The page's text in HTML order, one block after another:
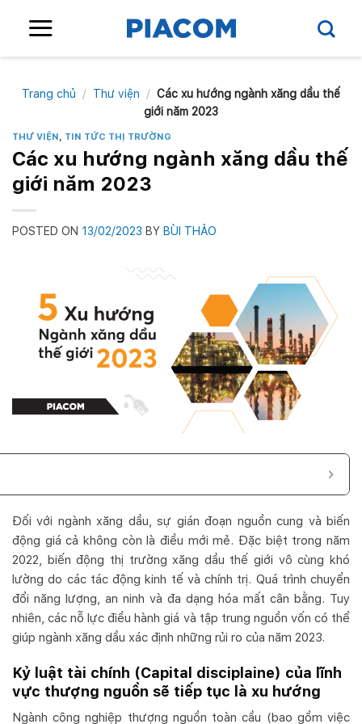
Trang chủ / Thư viện / Các xu hướng ngành xăng dầu thế
giới năm 2023
THƯ VIỆN, TIN TỨC THỊ TRƯỜNG
Các xu hướng ngành xăng dầu thế
giới năm 2023
POSTED ON 13/02/2023 BY BÙI THẢO
Đối với ngành xăng dầu, sự gián đoạn nguồn cung và biến
động giá cả không còn là điều mới mẻ. Đặc biệt trong năm
2022, biến động thị trường xăng dầu thế giới vô cùng khó
lường do các tác động kinh tế và chính trị. Quá trình chuyển
đổi năng lượng, an ninh và đa dạng hóa mất cân bằng. Tuy
nhiên, các nỗ lực điều hành giá và tập trung nguồn vốn có thể
giúp ngành xăng dầu xác định những rủi ro của năm 2023.
Kỷ luật tài chính (Capital disciplaine) của lĩnh
vực thượng nguồn sẽ tiếp tục là xu hướng
Ngành công nghiệp thượng nguồn toàn cầu (bao gồm việc